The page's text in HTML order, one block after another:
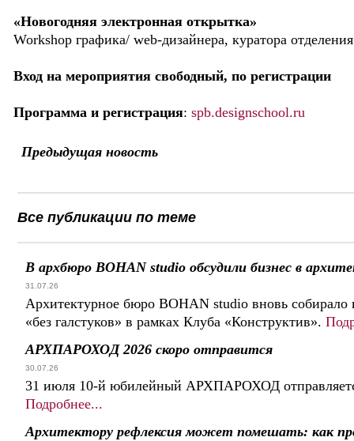
«Новогодняя электронная открытка»
Workshop графика/ web-дизайнера, куратора
Вход на мероприятия свободный, по регистрации
Программа и регистрация: spb.designschool.ru
Предыдущая новость
Все публикации по теме
В архбюро BOHAN studio обсудили бизнес в
31.07.26
Архитектурное бюро BOHAN studio вновь
«без галстуков» в рамках Клуба «Конструктив».
АРХПАРОХОД 2026 скоро отправится
30.07.26
31 июля 10-й юбилейный АРХПАРОХОД
Подробнее...
Архитектору рефлексия может помешать: как